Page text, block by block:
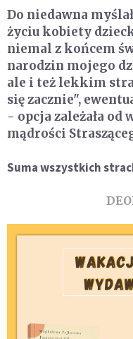
Do niedawna
życiu kobiety
niemal z końcem
narodzin mojego
ale i też lekkim
się zacznie",
- opcja zależała od
mądrości
Suma wszystkich